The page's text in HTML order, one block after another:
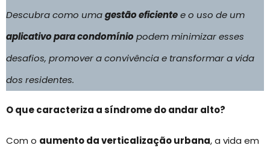
Descubra como umagestão eficientee o uso de um
aplicativo para condomíniopodem minimizar esses
desafios, promover a convivência e transformar a vida
dos residentes.
O que caracteriza a síndrome do andar alto?
Com o aumento da verticalização urbana, a vida em